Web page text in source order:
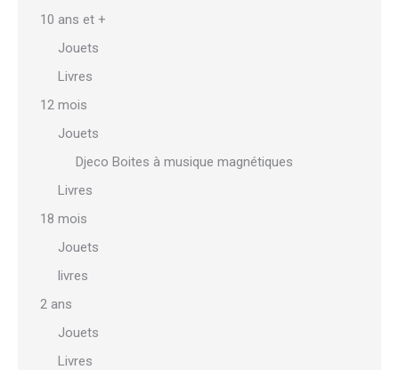
10 ans et +
Jouets
Livres
12 mois
Jouets
Djeco Boites à musique magnétiques
Livres
18 mois
Jouets
livres
2 ans
Jouets
Livres